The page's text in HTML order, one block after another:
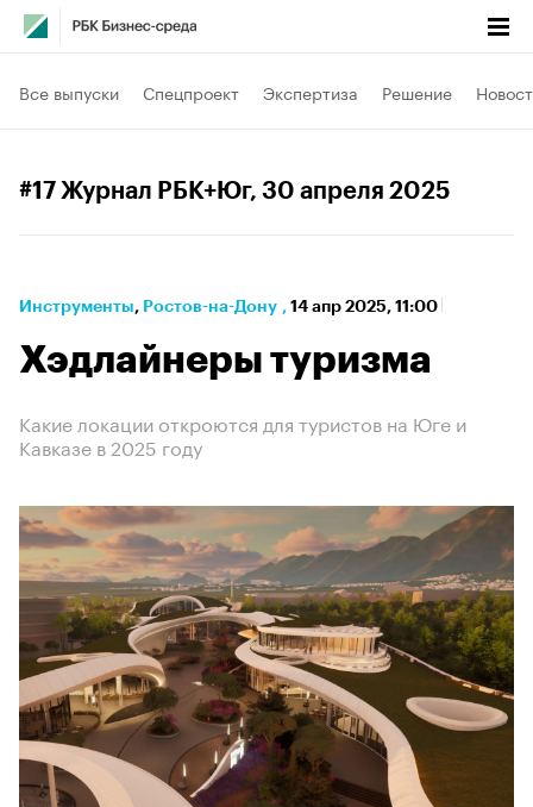
Все выпуски Спецпроект Экспертиза Решение
#17 Журнал РБК+Юг, 30 апреля 2025
Инструменты⁠, Ростов-на-Дону , 14 апр 2025, 11:00
Хэдлайнеры туризма
Какие локации откроются для туристов на Юге и
Кавказе в 2025 году